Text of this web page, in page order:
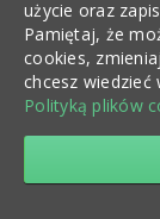
użycie oraz
Pamiętaj, że
cookies,
chcesz wiedzieć
Polityką plików